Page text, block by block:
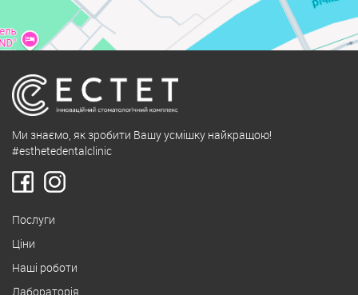
Ми знаємо, як зробити Вашу усмішку найкращою!
#esthetedentalclinic
Послуги
Ціни
Наші роботи
Лабораторія